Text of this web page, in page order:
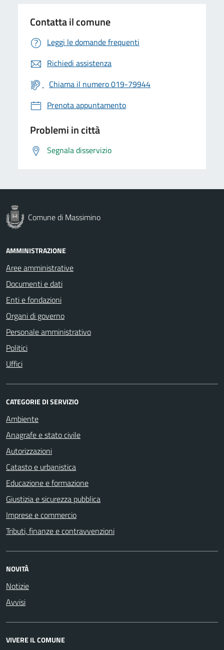
Contatta il comune
Leggi le domande frequenti
Richiedi assistenza
Chiama il numero 019-79944
Prenota appuntamento
Problemi in città
Segnala disservizio
Comune di Massimino
AMMINISTRAZIONE
Aree amministrative
Documenti e dati
Enti e fondazioni
Organi di governo
Personale amministrativo
Politici
Uffici
CATEGORIE DI SERVIZIO
Ambiente
Anagrafe e stato civile
Autorizzazioni
Catasto e urbanistica
Educazione e formazione
Giustizia e sicurezza pubblica
Imprese e commercio
Tributi, finanze e contravvenzioni
NOVITÀ
Notizie
Avvisi
VIVERE IL COMUNE